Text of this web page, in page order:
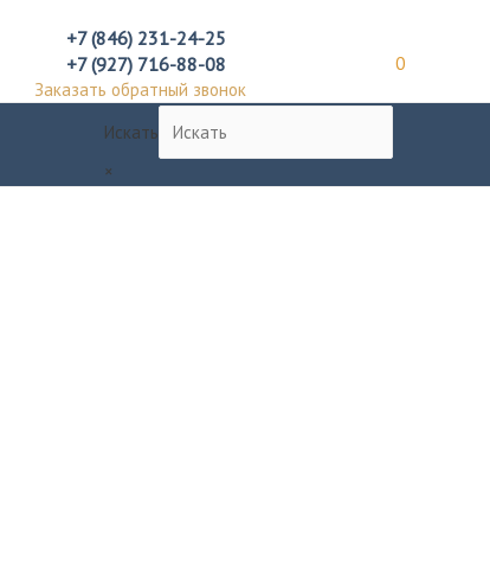
+7 (846) 231-24-25
+7 (927) 716-88-08
Заказать обратный звонок
0
Искать
×